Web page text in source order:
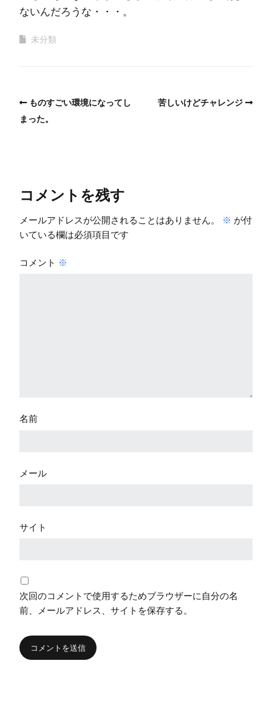
ないんだろうな・・・。
未分類
ものすごい環境になってし
まった。
苦しいけどチャレンジ
コメントを残す
メールアドレスが公開されることはありません。 ※ が付
いている欄は必須項目です
コメント ※
名前
メール
サイト
次回のコメントで使用するためブラウザーに自分の名
前、メールアドレス、サイトを保存する。